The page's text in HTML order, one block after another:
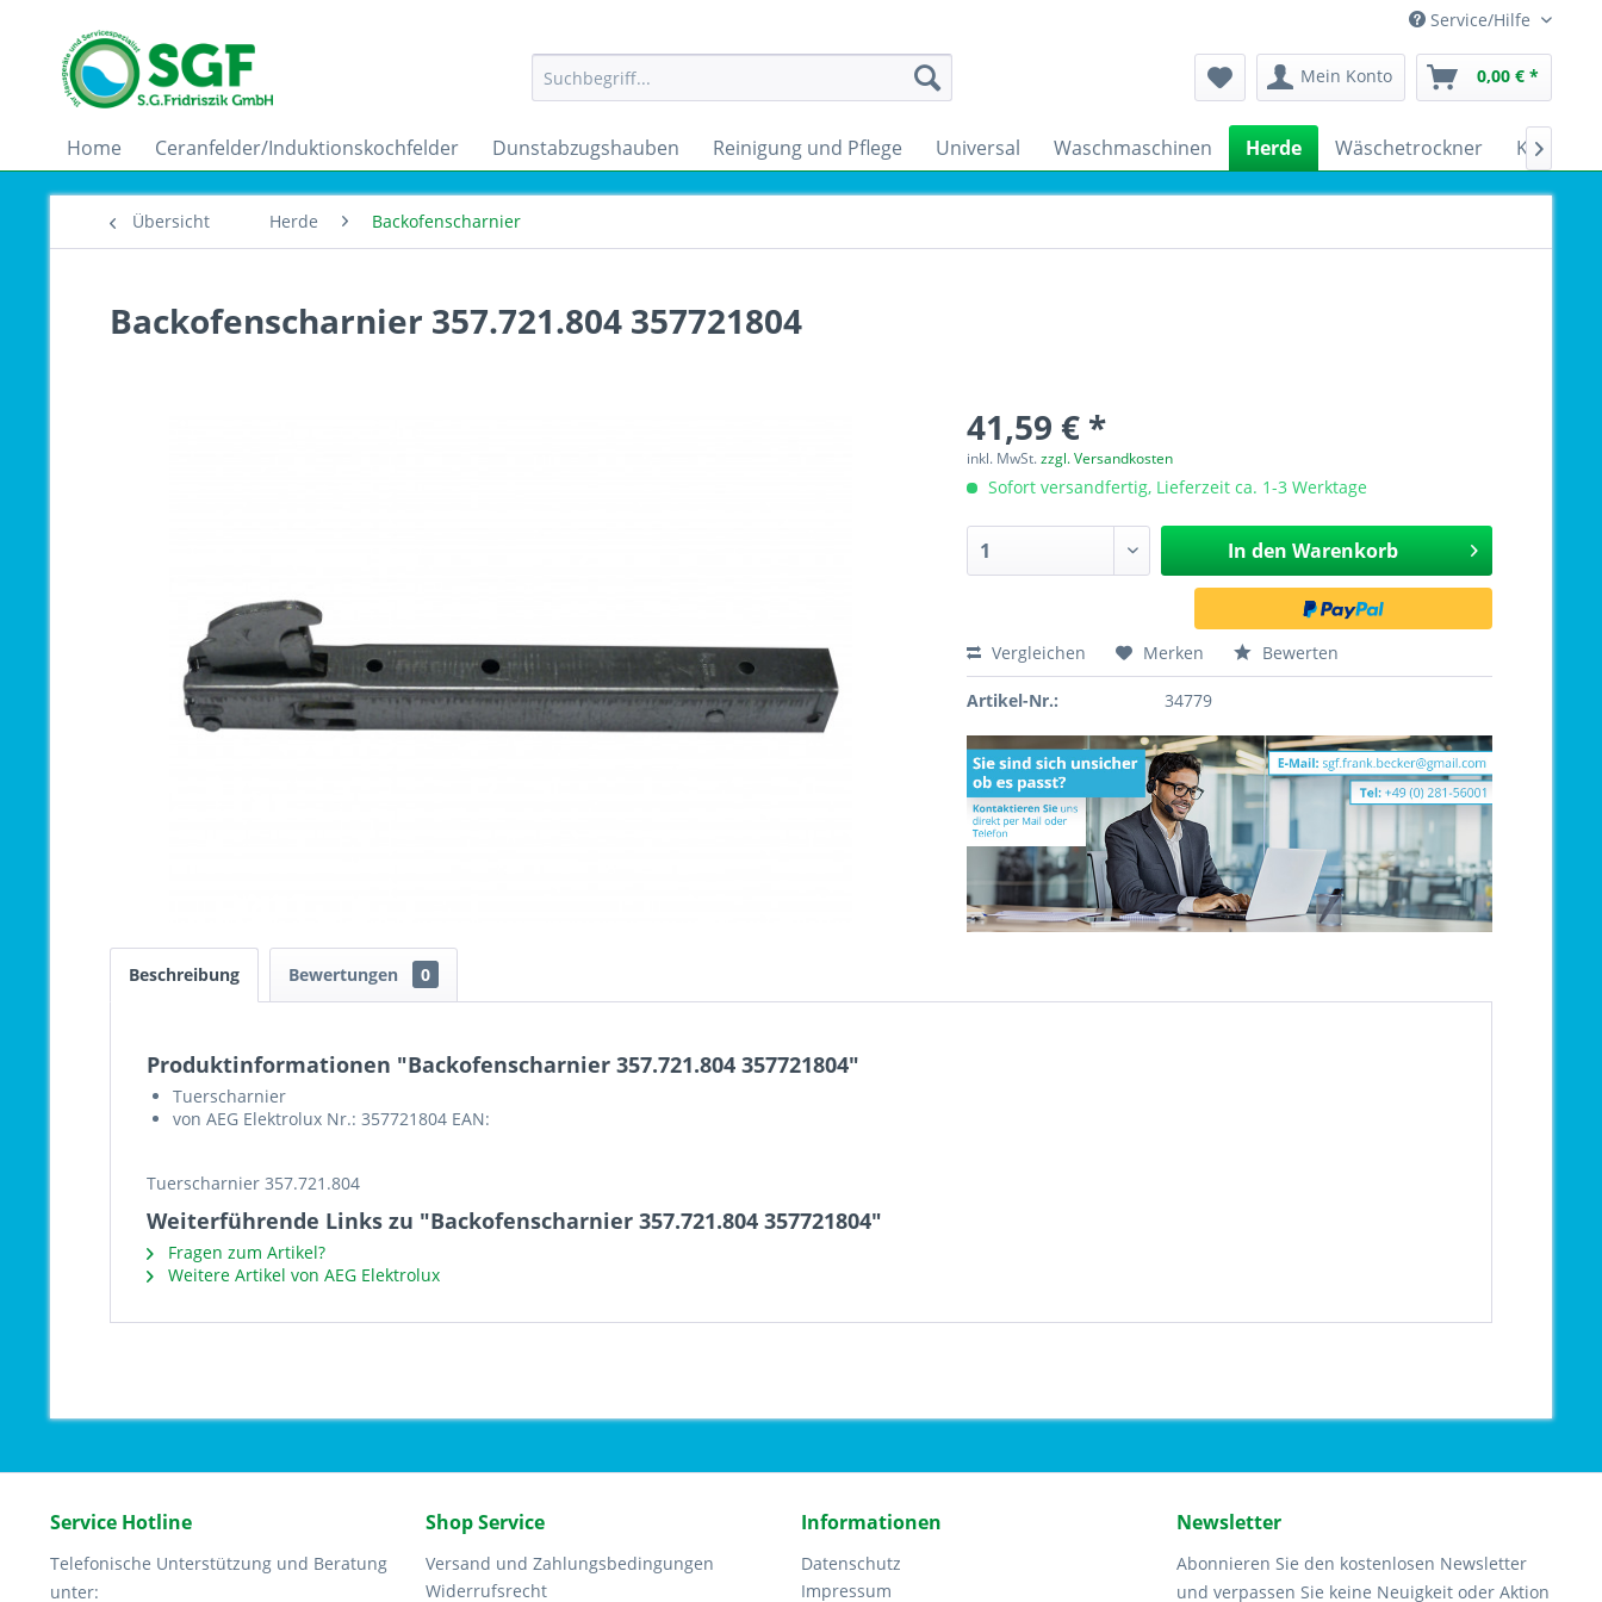
Service/Hilfe
Mein Konto 0,00 € *
Home Ceranfelder/Induktionskochfelder Dunstabzugshauben Reinigung und Pflege Universal Waschmaschinen Herde Wäschetrockner 
Übersicht Herde Backofenscharnier
Backofenscharnier 357.721.804 357721804
41,59 € *
inkl. MwSt.zzgl. Versandkosten
Sofort versandfertig, Lieferzeit ca. 1-3 Werktage
In den Warenkorb
Vergleichen Merken Bewerten
Artikel-Nr.: 34779
Beschreibung Bewertungen 0
Produktinformationen "Backofenscharnier 357.721.804 357721804"
Tuerscharnier
von AEG Elektrolux Nr.: 357721804 EAN:
Tuerscharnier 357.721.804
Weiterführende Links zu "Backofenscharnier 357.721.804 357721804"
Fragen zum Artikel?
Weitere Artikel von AEG Elektrolux
Service Hotline
Telefonische Unterstützung und Beratung
unter:
Shop Service
Versand und Zahlungsbedingungen
Widerrufsrecht
Informationen
Datenschutz
Impressum
Newsletter
Abonnieren Sie den kostenlosen Newsletter
und verpassen Sie keine Neuigkeit oder Aktion